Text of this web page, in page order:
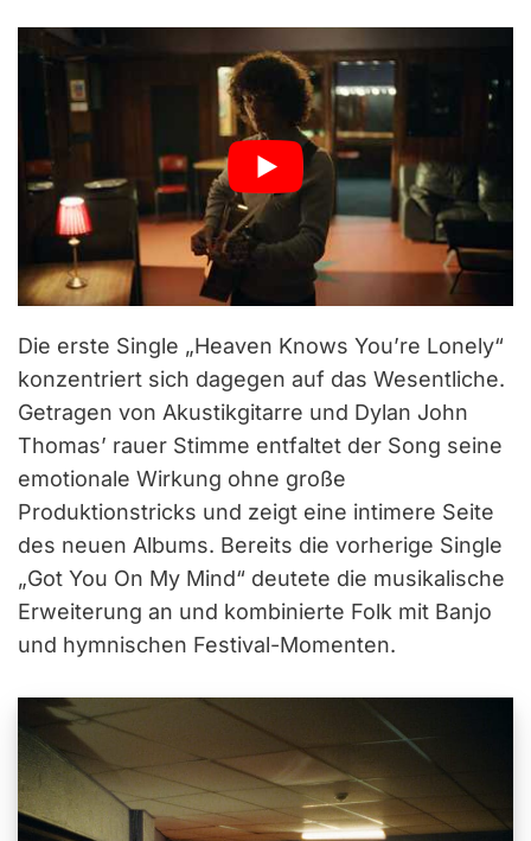
Die erste Single „Heaven Knows You’re Lonely“
konzentriert sich dagegen auf das Wesentliche.
Getragen von Akustikgitarre und Dylan John
Thomas’ rauer Stimme entfaltet der Song seine
emotionale Wirkung ohne große
Produktionstricks und zeigt eine intimere Seite
des neuen Albums. Bereits die vorherige Single
„Got You On My Mind“ deutete die musikalische
Erweiterung an und kombinierte Folk mit Banjo
und hymnischen Festival-Momenten.